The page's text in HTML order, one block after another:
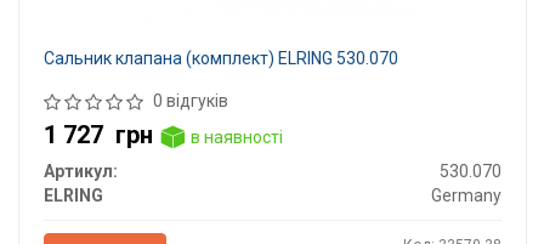
Сальник клапана (комплект) ELRING 530.070
0 відгуків
1 727 грн
в наявності
Артикул:
530.070
ELRING
Germany